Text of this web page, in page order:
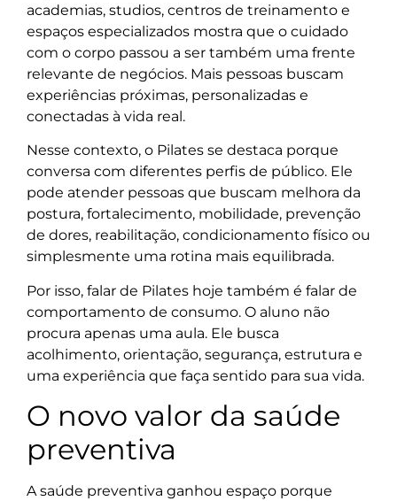
academias, studios, centros de treinamento e
espaços especializados mostra que o cuidado
com o corpo passou a ser também uma frente
relevante de negócios. Mais pessoas buscam
experiências próximas, personalizadas e
conectadas à vida real.
Nesse contexto, o Pilates se destaca porque
conversa com diferentes perfis de público. Ele
pode atender pessoas que buscam melhora da
postura, fortalecimento, mobilidade, prevenção
de dores, reabilitação, condicionamento físico ou
simplesmente uma rotina mais equilibrada.
Por isso, falar de Pilates hoje também é falar de
comportamento de consumo. O aluno não
procura apenas uma aula. Ele busca
acolhimento, orientação, segurança, estrutura e
uma experiência que faça sentido para sua vida.
O novo valor da saúde
preventiva
A saúde preventiva ganhou espaço porque